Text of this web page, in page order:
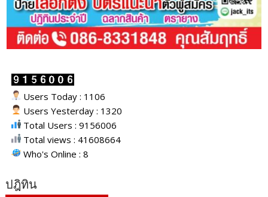
Users Today : 1106
Users Yesterday : 1320
Total Users : 9156006
Total views : 41608664
Who's Online : 8
ปฎิทิน